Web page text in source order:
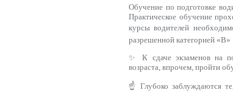
Обучение по подготовке
Практическое обучение
курсы водителей
разрешенной категорией «В»
✨ К сдаче экзаменов на
возраста, впрочем, пройти
☝ Глубоко заблуждаются